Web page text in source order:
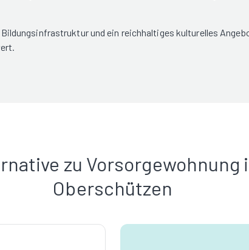
und ein reichhaltiges kulturelles
zu Vorsorgewohnung
Oberschützen